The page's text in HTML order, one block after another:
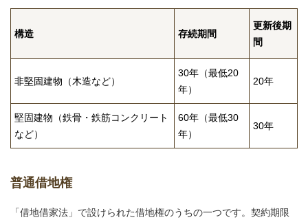
構造 存続期間
更新後期
間
非堅固建物（木造など）
30年（最低20
年）
20年
堅固建物（鉄骨・鉄筋コンクリート
など）
60年（最低30
年）
30年
普通借地権
「借地借家法」で設けられた借地権のうちの一つです。契約期限